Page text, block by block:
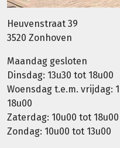
Heuvenstraat 39
3520 Zonhoven
Maandag gesloten
Dinsdag: 13u30 tot 18u00
Woensdag t.e.m. vrijdag:
18u00
Zaterdag: 10u00 tot 18u00
Zondag: 10u00 tot 13u00